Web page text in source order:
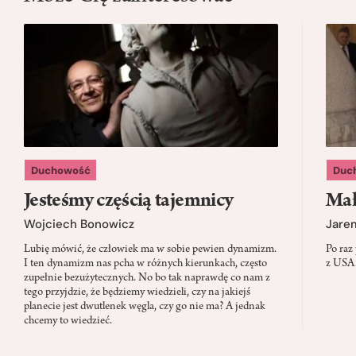
Duchowość
Jesteśmy częścią tajemnicy
Wojciech Bonowicz
Lubię mówić, że człowiek ma w sobie pewien dynamizm.
I ten dynamizm nas pcha w różnych kierunkach, często
zupełnie bezużytecznych. No bo tak naprawdę co nam z
tego przyjdzie, że będziemy wiedzieli, czy na jakiejś
planecie jest dwutlenek węgla, czy go nie ma? A jednak
chcemy to wiedzieć.
Po
z